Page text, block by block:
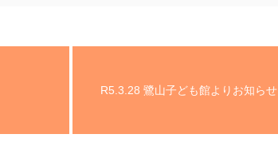
R5.3.28 鷺山子ども館よりお知らせ